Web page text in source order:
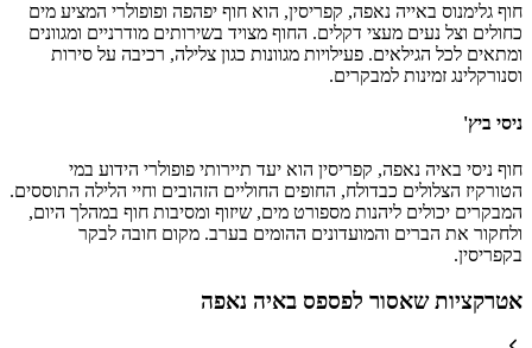
חוף גלימנוס באייה נאפה, קפריסין, הוא חוף יפהפה ופופולרי המציע מים
כחולים וצל נעים מעצי דקלים. החוף מצויד בשירותים מודרניים ומגוונים
ומתאים לכל הגילאים. פעילויות מגוונות כגון צלילה, רכיבה על סירות
וסנורקלינג זמינות למבקרים.
ניסי ביץ'
חוף ניסי באיה נאפה, קפריסין הוא יעד תיירותי פופולרי הידוע במי
הטורקיז הצלולים כבדולח, החופים החוליים הזהובים וחיי הלילה התוססים.
המבקרים יכולים ליהנות מספורט מים, שיזוף ומסיבות חוף במהלך היום,
ולחקור את הברים והמועדונים ההומים בערב. מקום חובה לבקר
בקפריסין.
אטרקציות שאסור לפספס באיה נאפה